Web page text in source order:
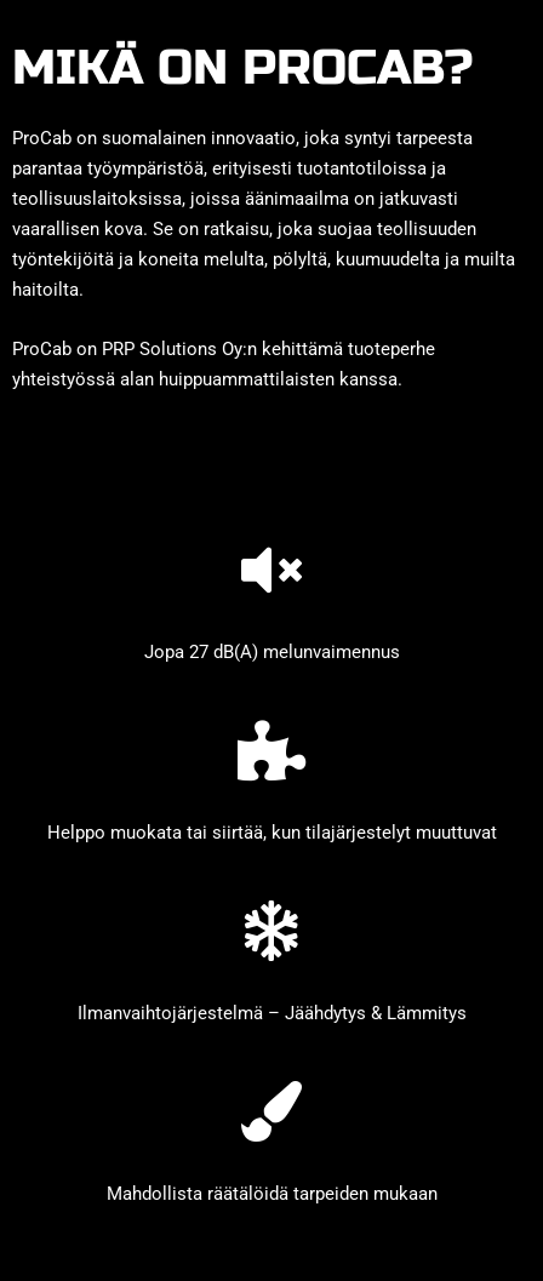
MIKÄ ON PROCAB?
ProCab on suomalainen innovaatio, joka syntyi tarpeesta
parantaa työympäristöä, erityisesti tuotantotiloissa ja
teollisuuslaitoksissa, joissa äänimaailma on jatkuvasti
vaarallisen kova. Se on ratkaisu, joka suojaa teollisuuden
työntekijöitä ja koneita melulta, pölyltä, kuumuudelta ja muilta
haitoilta.
ProCab on PRP Solutions Oy:n kehittämä tuoteperhe
yhteistyössä alan huippuammattilaisten kanssa.
Jopa 27 dB(A) melunvaimennus
Helppo muokata tai siirtää, kun tilajärjestelyt muuttuvat
Ilmanvaihtojärjestelmä – Jäähdytys & Lämmitys
Mahdollista räätälöidä tarpeiden mukaan